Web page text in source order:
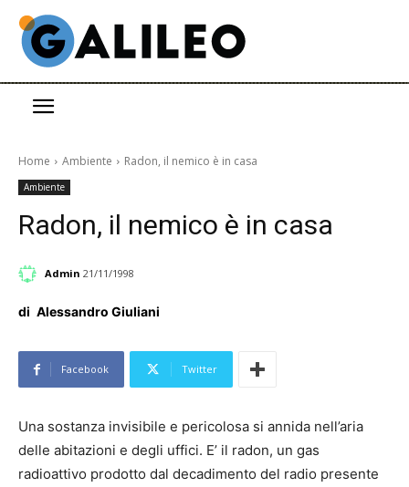
Home Ambiente Radon, il nemico è in casa
Ambiente
Radon, il nemico è in casa
Admin 21/11/1998
di Alessandro Giuliani
Facebook Twitter
Una sostanza invisibile e pericolosa si annida nell’aria
delle abitazioni e degli uffici. E’ il radon, un gas
radioattivo prodotto dal decadimento del radio presente